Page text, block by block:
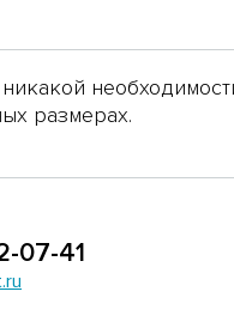
размерах.
07-41